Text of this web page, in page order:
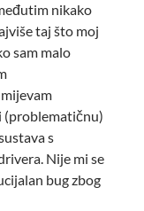
nikako
taj što moj
sam malo
(problematičnu)
s
Nije mi se
bug zbog